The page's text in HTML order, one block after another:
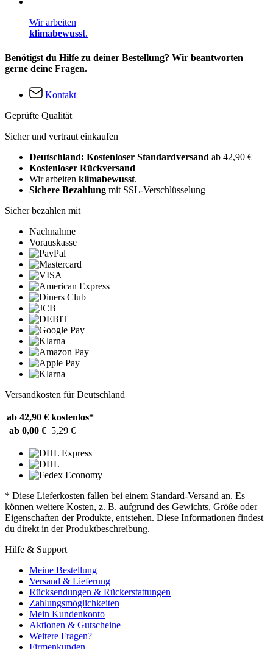
Wir arbeiten
klimabewusst.
Benötigst du Hilfe zu deiner Bestellung? Wir beantworten
gerne deine Fragen.
Kontakt
Geprüfte Qualität
Sicher und vertraut einkaufen
Deutschland: Kostenloser Standardversand ab 42,90 €
Kostenloser Rückversand
Wir arbeiten klimabewusst.
Sichere Bezahlung mit SSL-Verschlüsselung
Sicher bezahlen mit
Nachnahme
Vorauskasse
Versandkosten für Deutschland
ab 42,90 € kostenlos*
ab 0,00 € 5,29 €
* Diese Lieferkosten fallen bei einem Standard-Versand an. Es
können weitere Kosten, z. B. aufgrund des Gewichts, Größe oder
Eigenschaften der Produkte, entstehen. Diese Informationen findest
du direkt in der Produktbeschreibung.
Hilfe & Support
Meine Bestellung
Versand & Lieferung
Rücksendungen & Rückerstattungen
Zahlungsmöglichkeiten
Mein Kundenkonto
Aktionen & Gutscheine
Weitere Fragen?
Firmenkunden